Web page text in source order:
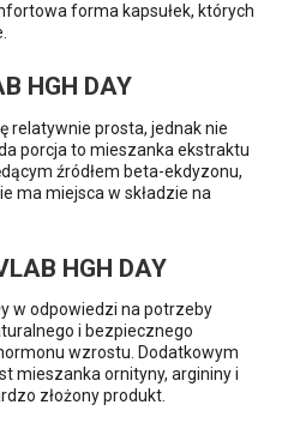
forma kapsułek, których
HGH DAY
relatywnie prosta, jednak nie
porcja to mieszanka ekstraktu
źródłem beta-ekdyzonu,
ma miejsca w składzie na
HGH DAY
w odpowiedzi na potrzeby
i bezpiecznego
wzrostu. Dodatkowym
mieszanka ornityny, argininy i
złożony produkt.